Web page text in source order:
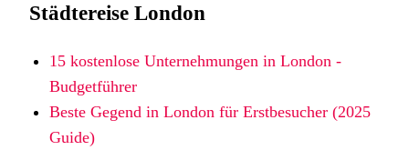
Städtereise London
15 kostenlose Unternehmungen in London -
Budgetführer
Beste Gegend in London für Erstbesucher (2025
Guide)